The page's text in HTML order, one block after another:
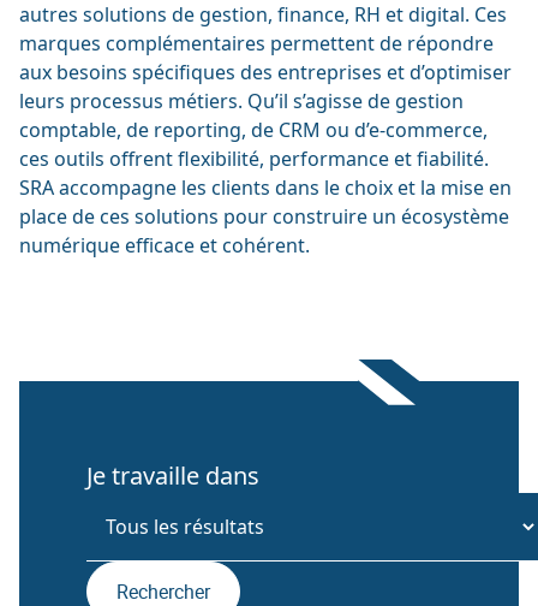
autres solutions de gestion, finance, RH et digital. Ces
marques complémentaires permettent de répondre
aux besoins spécifiques des entreprises et d’optimiser
leurs processus métiers. Qu’il s’agisse de gestion
comptable, de reporting, de CRM ou d’e-commerce,
ces outils offrent flexibilité, performance et fiabilité.
SRA accompagne les clients dans le choix et la mise en
place de ces solutions pour construire un écosystème
numérique efficace et cohérent.
Je travaille dans
Rechercher